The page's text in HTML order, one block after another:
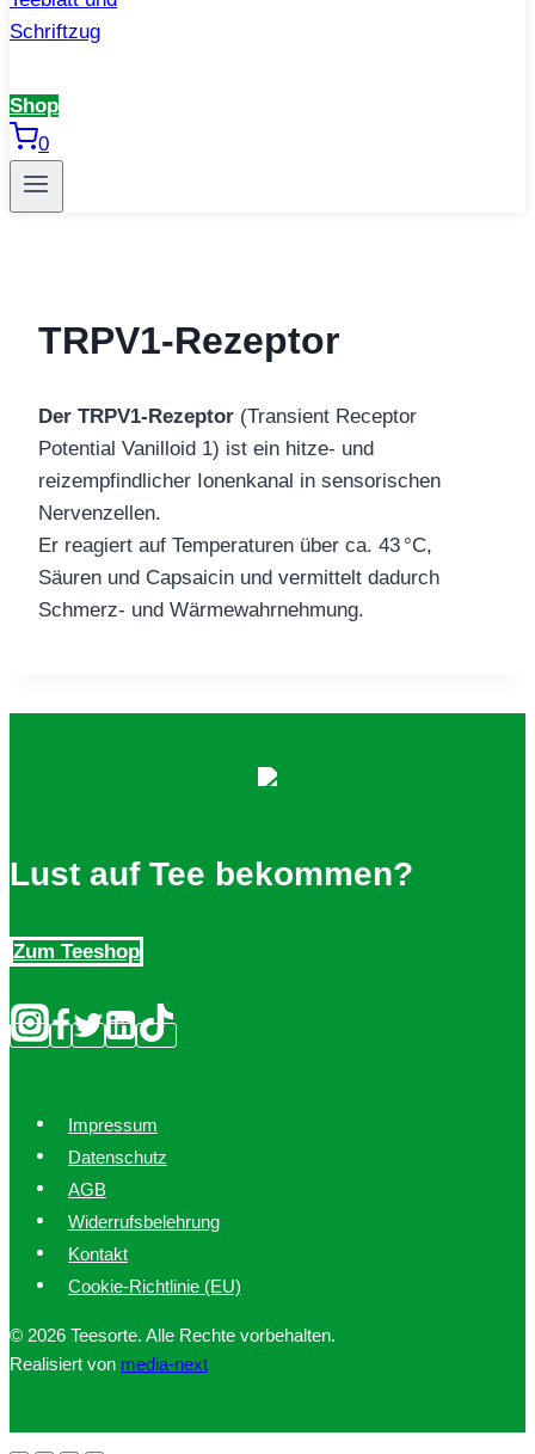
Shop
0
TRPV1‑Rezeptor
Der TRPV1‑Rezeptor (Transient Receptor
Potential Vanilloid 1) ist ein hitze- und
reizempfindlicher Ionenkanal in sensorischen
Nervenzellen.
Er reagiert auf Temperaturen über ca. 43 °C,
Säuren und Capsaicin und vermittelt dadurch
Schmerz‑ und Wärmewahrnehmung.
Lust auf Tee bekommen?
Zum Teeshop
Impressum
Datenschutz
AGB
Widerrufsbelehrung
Kontakt
Cookie-Richtlinie (EU)
© 2026 Teesorte. Alle Rechte vorbehalten.
Realisiert von media-next